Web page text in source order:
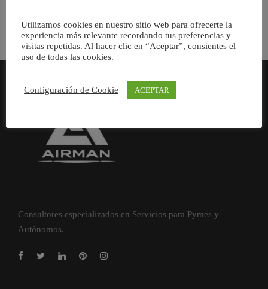
Consultores especializados en Servicios para Pymes y
Autónomos.
Utilizamos cookies en nuestro sitio web para ofrecerte la
experiencia más relevante recordando tus preferencias y
visitas repetidas. Al hacer clic en “Aceptar”, consientes el
uso de todas las cookies.
Configuración de Cookie ACEPTAR